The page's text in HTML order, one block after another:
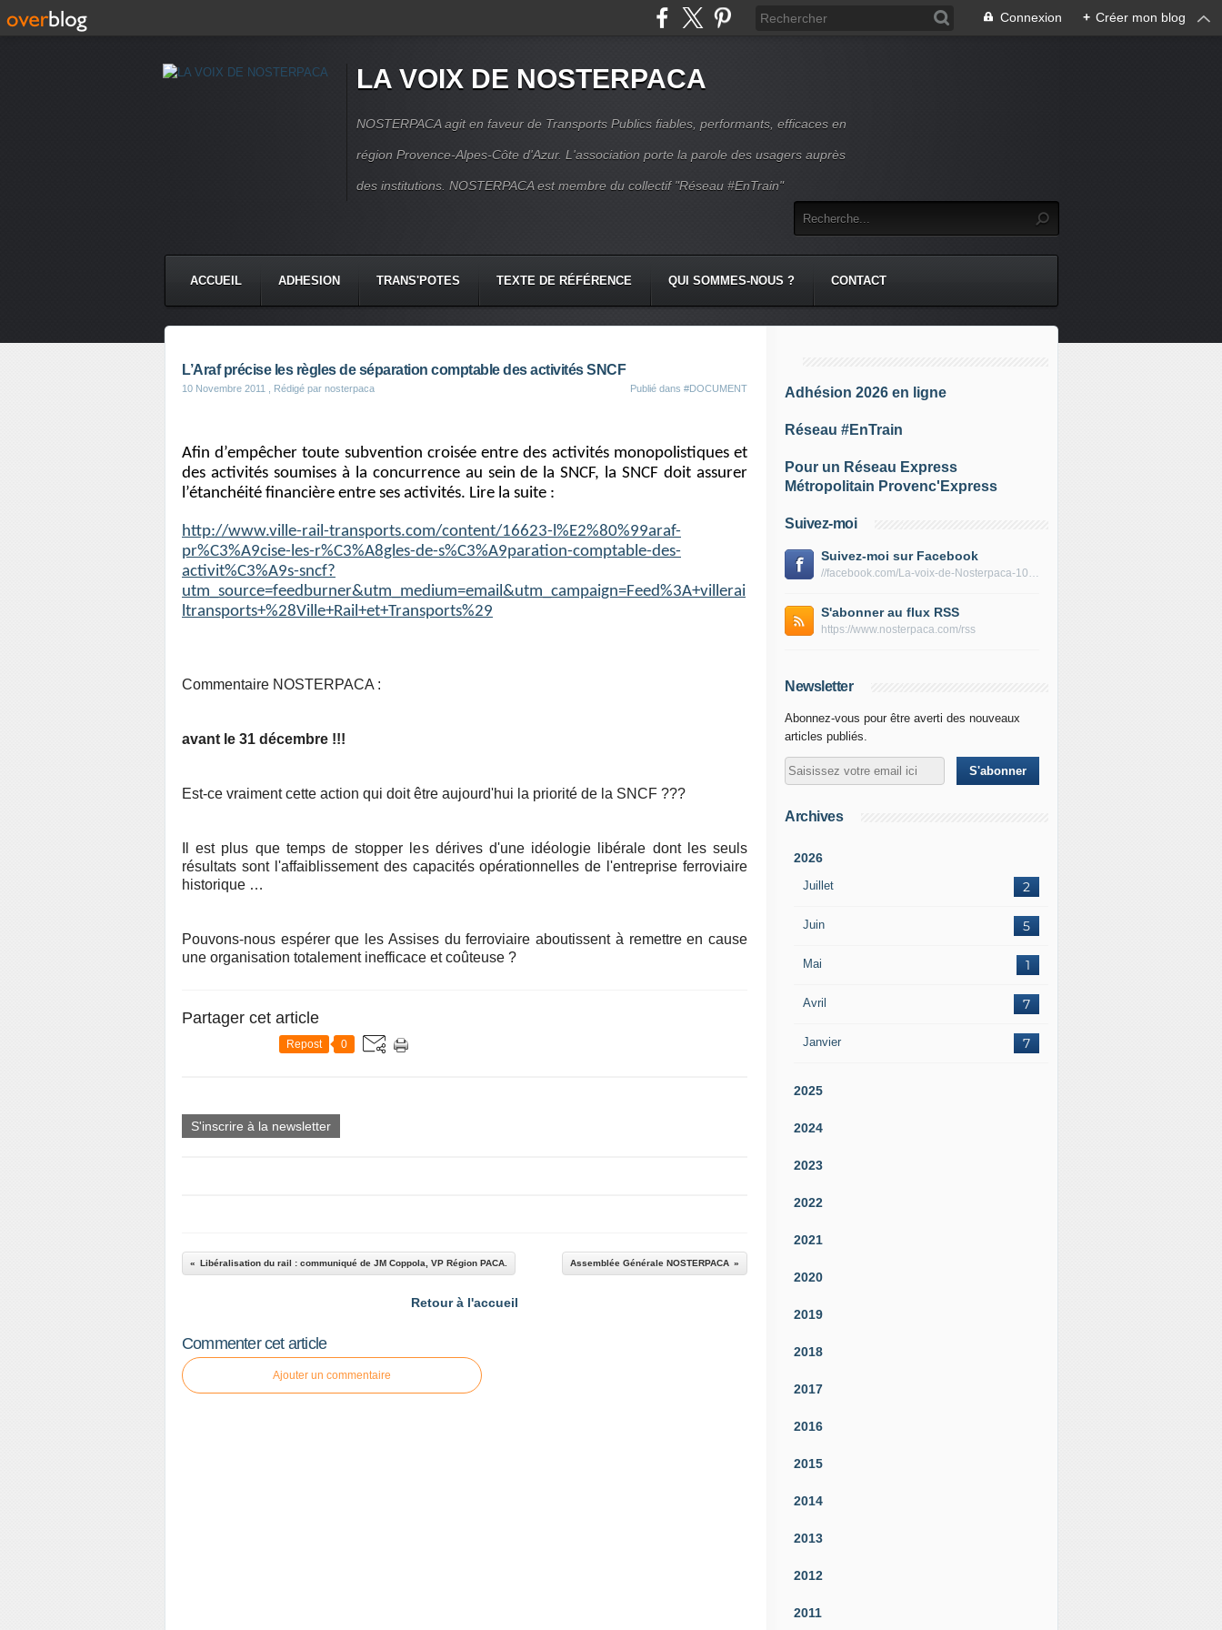
Connexion + Créer mon blog
LA VOIX DE NOSTERPACA
NOSTERPACA agit en faveur de Transports Publics fiables, performants, efficaces en
région Provence-Alpes-Côte d'Azur. L'association porte la parole des usagers auprès
des institutions. NOSTERPACA est membre du collectif "Réseau #EnTrain"
ACCUEIL ADHESION TRANS'POTES TEXTE DE RÉFÉRENCE QUI SOMMES-NOUS ? CONTACT
L’Araf précise les règles de séparation comptable des activités SNCF
10 Novembre 2011 , Rédigé par nosterpaca Publié dans #DOCUMENT
Afin d’empêcher toute subvention croisée entre des activités monopolistiques et
des activités soumises à la concurrence au sein de la SNCF, la SNCF doit assurer
l’étanchéité financière entre ses activités. Lire la suite :
http://www.ville-rail-transports.com/content/16623-l%E2%80%99araf-
pr%C3%A9cise-les-r%C3%A8gles-de-s%C3%A9paration-comptable-des-
activit%C3%A9s-sncf?
utm_source=feedburner&utm_medium=email&utm_campaign=Feed%3A+villerai
ltransports+%28Ville+Rail+et+Transports%29
Commentaire NOSTERPACA :
avant le 31 décembre !!!
Est-ce vraiment cette action qui doit être aujourd'hui la priorité de la SNCF ???
Il est plus que temps de stopper les dérives d'une idéologie libérale dont les seuls
résultats sont l'affaiblissement des capacités opérationnelles de l'entreprise ferroviaire
historique …
Pouvons-nous espérer que les Assises du ferroviaire aboutissent à remettre en cause
une organisation totalement inefficace et coûteuse ?
Partager cet article
Repost 0
S'inscrire à la newsletter
Libéralisation du rail : communiqué de JM Coppola, VP Région PACA. Assemblée Générale NOSTERPACA
Retour à l'accueil
Commenter cet article
Ajouter un commentaire
Adhésion 2026 en ligne
Réseau #EnTrain
Pour un Réseau Express
Métropolitain Provenc'Express
Suivez-moi
Suivez-moi sur Facebook
//facebook.com/La-voix-de-Nosterpaca-106434384284735
S'abonner au flux RSS
https://www.nosterpaca.com/rss
Newsletter
Abonnez-vous pour être averti des nouveaux
articles publiés.
Archives
2026
Juillet 2
Juin 5
Mai 1
Avril 7
Janvier 7
2025
2024
2023
2022
2021
2020
2019
2018
2017
2016
2015
2014
2013
2012
2011